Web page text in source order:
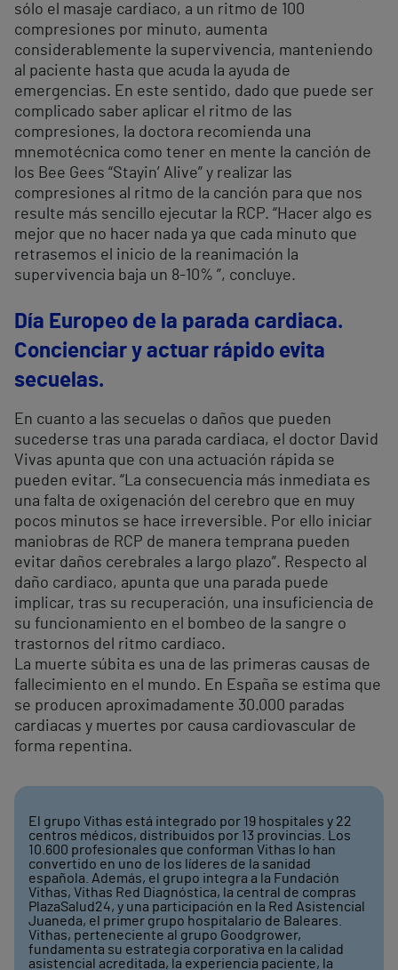
sólo el masaje cardiaco, a un ritmo de 100
compresiones por minuto, aumenta
considerablemente la supervivencia, manteniendo
al paciente hasta que acuda la ayuda de
emergencias. En este sentido, dado que puede ser
complicado saber aplicar el ritmo de las
compresiones, la doctora recomienda una
mnemotécnica como tener en mente la canción de
los Bee Gees “Stayin’ Alive” y realizar las
compresiones al ritmo de la canción para que nos
resulte más sencillo ejecutar la RCP. “Hacer algo es
mejor que no hacer nada ya que cada minuto que
retrasemos el inicio de la reanimación la
supervivencia baja un 8-10% ”, concluye.
Día Europeo de la parada cardiaca.
Concienciar y actuar rápido evita
secuelas.
En cuanto a las secuelas o daños que pueden
sucederse tras una parada cardiaca, el doctor David
Vivas apunta que con una actuación rápida se
pueden evitar. “La consecuencia más inmediata es
una falta de oxigenación del cerebro que en muy
pocos minutos se hace irreversible. Por ello iniciar
maniobras de RCP de manera temprana pueden
evitar daños cerebrales a largo plazo”. Respecto al
daño cardiaco, apunta que una parada puede
implicar, tras su recuperación, una insuficiencia de
su funcionamiento en el bombeo de la sangre o
trastornos del ritmo cardiaco.
La muerte súbita es una de las primeras causas de
fallecimiento en el mundo. En España se estima que
se producen aproximadamente 30.000 paradas
cardiacas y muertes por causa cardiovascular de
forma repentina.
El grupo Vithas está integrado por 19 hospitales y 22
centros médicos, distribuidos por 13 provincias. Los
10.600 profesionales que conforman Vithas lo han
convertido en uno de los líderes de la sanidad
española. Además, el grupo integra a la Fundación
Vithas, Vithas Red Diagnóstica, la central de compras
PlazaSalud24, y una participación en la Red Asistencial
Juaneda, el primer grupo hospitalario de Baleares.
Vithas, perteneciente al grupo Goodgrower,
fundamenta su estrategia corporativa en la calidad
asistencial acreditada, la experiencia paciente, la